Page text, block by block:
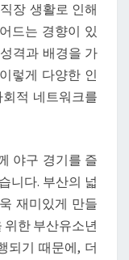
장 생활로 인해
드는 경향이 있
격과 배경을 가
렇게 다양한 인
적 네트워크를
야구 경기를 즐
니다. 부산의 넓
재미있게 만들
위한 부산유소년
되기 때문에, 더